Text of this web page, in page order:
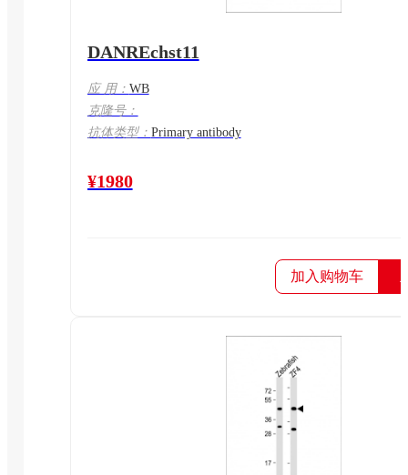
DANREchst11
应 用： WB
克隆号：
抗体类型： Primary antibody
¥1980
加入购物车